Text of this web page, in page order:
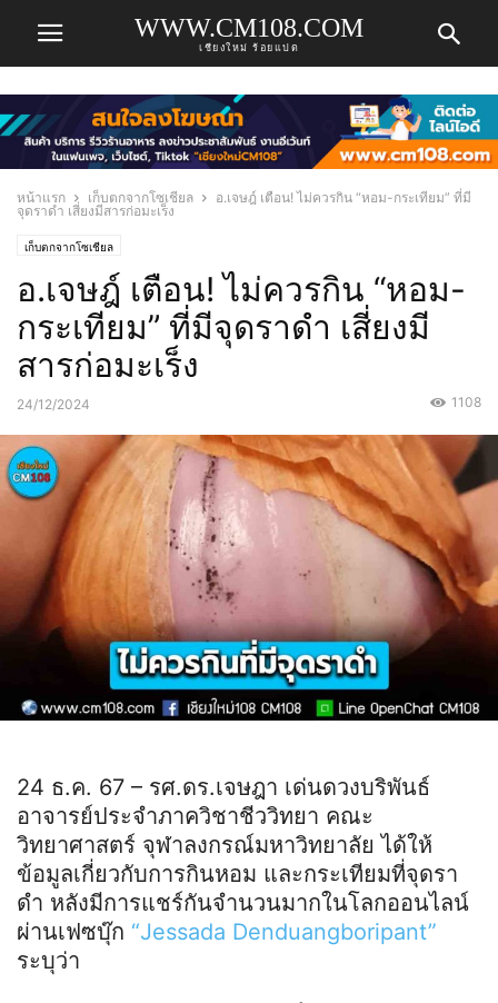
WWW.CM108.COM
เชียงใหม่ ร้อยแปด
หน้าแรก เก็บตกจากโซเชียล
อ.เจษฎ์ เตือน! ไม่ควรกิน “หอม-กระเทียม” ที่มี
จุดราดำ เสี่ยงมีสารก่อมะเร็ง
เก็บตกจากโซเชียล
อ.เจษฎ์ เตือน! ไม่ควรกิน “หอม-
กระเทียม” ที่มีจุดราดำ เสี่ยงมี
สารก่อมะเร็ง
24/12/2024 1108
24 ธ.ค. 67 – รศ.ดร.เจษฎา เด่นดวงบริพันธ์
อาจารย์ประจำภาควิชาชีววิทยา คณะ
วิทยาศาสตร์ จุฬาลงกรณ์มหาวิทยาลัย ได้ให้
ข้อมูลเกี่ยวกับการกินหอม และกระเทียมที่จุดรา
ดำ หลังมีการแชร์กันจำนวนมากในโลกออนไลน์
ผ่านเฟซบุ๊ก “Jessada Denduangboripant”
ระบุว่า